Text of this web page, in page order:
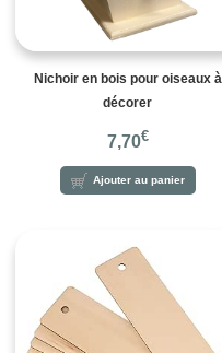
Nichoir en bois pour oiseaux à
décorer
7,70€
Ajouter au panier